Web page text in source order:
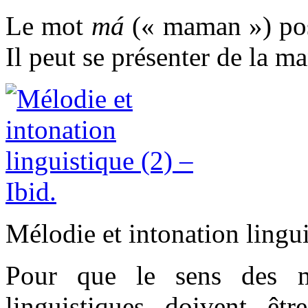
Le mot má (« maman »)
Il peut se présenter de la
Mélodie et intonation
Pour que le sens des